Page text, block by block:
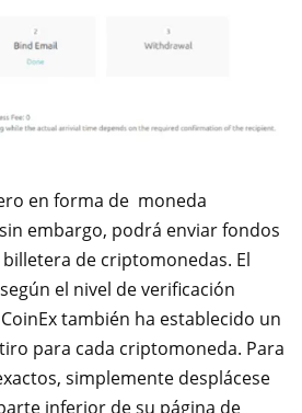
en forma de moneda
embargo, podrá enviar fondos
de criptomonedas. El
el nivel de verificación
también ha establecido un
para cada criptomoneda. Para
simplemente desplácese
inferior de su página de